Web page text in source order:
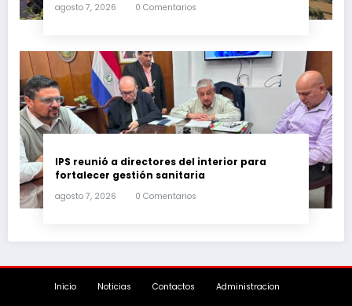
agosto 7, 2026 0 Comentarios
IPS reunió a directores del interior para
fortalecer gestión sanitaria
agosto 7, 2026 0 Comentarios
Inicio Noticias Contactos Administracion